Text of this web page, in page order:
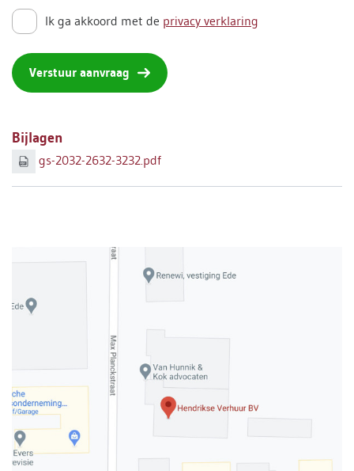
Ik ga akkoord met de privacy verklaring
Verstuur aanvraag
Bijlagen
gs-2032-2632-3232.pdf